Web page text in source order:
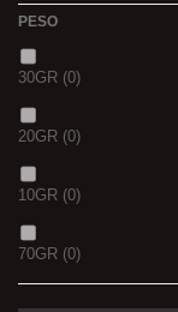
PESO
30GR (0)
20GR (0)
10GR (0)
70GR (0)